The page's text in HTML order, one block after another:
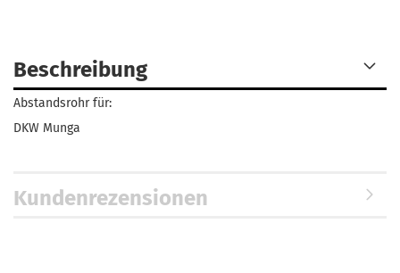
Beschreibung
Abstandsrohr für:
DKW Munga
Kundenrezensionen